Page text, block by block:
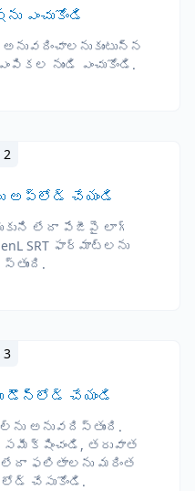
ఎంచుకోండి
నుండి ఎంచుకోండి.
2
అప్‌లోడ్ చేయండి
లేదా పేజీపై లాగ్
SRT ఫార్మాట్లను
3
డౌన్‌లోడ్ చేయండి
అనువదిస్తుంది.
తరువాత
ఫలితాలను మరింత
చేసుకోండి.